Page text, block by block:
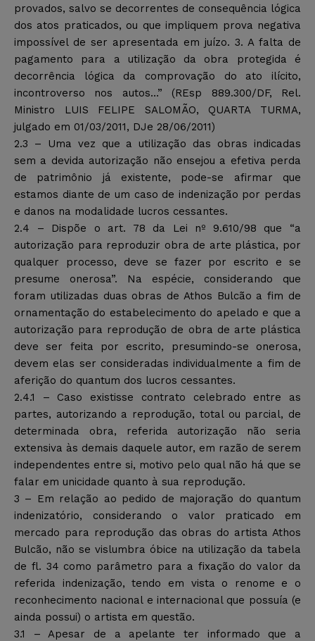
provados, salvo se decorrentes de consequência lógica
dos atos praticados, ou que impliquem prova negativa
impossível de ser apresentada em juízo. 3. A falta de
pagamento para a utilização da obra protegida é
decorrência lógica da comprovação do ato ilícito,
incontroverso nos autos…” (REsp 889.300/DF, Rel.
Ministro LUIS FELIPE SALOMÃO, QUARTA TURMA,
julgado em 01/03/2011, DJe 28/06/2011)
2.3 – Uma vez que a utilização das obras indicadas
sem a devida autorização não ensejou a efetiva perda
de patrimônio já existente, pode-se afirmar que
estamos diante de um caso de indenização por perdas
e danos na modalidade lucros cessantes.
2.4 – Dispõe o art. 78 da Lei nº 9.610/98 que “a
autorização para reproduzir obra de arte plástica, por
qualquer processo, deve se fazer por escrito e se
presume onerosa”. Na espécie, considerando que
foram utilizadas duas obras de Athos Bulcão a fim de
ornamentação do estabelecimento do apelado e que a
autorização para reprodução de obra de arte plástica
deve ser feita por escrito, presumindo-se onerosa,
devem elas ser consideradas individualmente a fim de
aferição do quantum dos lucros cessantes.
2.4.1 – Caso existisse contrato celebrado entre as
partes, autorizando a reprodução, total ou parcial, de
determinada obra, referida autorização não seria
extensiva às demais daquele autor, em razão de serem
independentes entre si, motivo pelo qual não há que se
falar em unicidade quanto à sua reprodução.
3 – Em relação ao pedido de majoração do quantum
indenizatório, considerando o valor praticado em
mercado para reprodução das obras do artista Athos
Bulcão, não se vislumbra óbice na utilização da tabela
de fl. 34 como parâmetro para a fixação do valor da
referida indenização, tendo em vista o renome e o
reconhecimento nacional e internacional que possuía (e
ainda possui) o artista em questão.
3.1 – Apesar de a apelante ter informado que a